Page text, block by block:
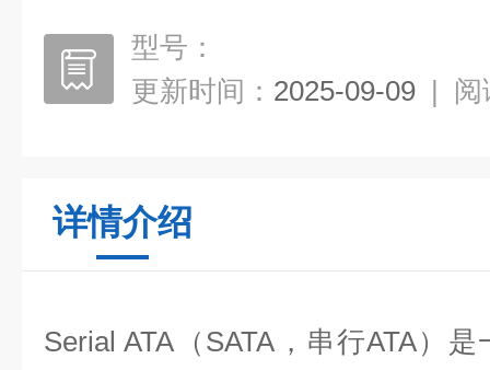
型号：
更新时间： 2025-09-09 | 阅
详情介绍
Serial ATA （ SATA ，串行ATA）是